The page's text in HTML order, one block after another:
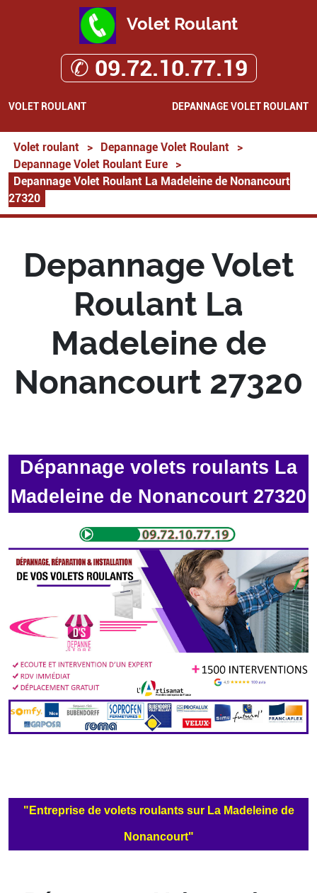
Volet Roulant
✆ 09.72.10.77.19
VOLET ROULANT DEPANNAGE VOLET ROULANT
Volet roulant > Depannage Volet Roulant
>
Depannage Volet Roulant Eure
>
Depannage Volet Roulant La Madeleine de Nonancourt
27320
Depannage Volet
Roulant La
Madeleine de
Nonancourt 27320
Dépannage volets roulants La
Madeleine de Nonancourt 27320
"Entreprise de volets roulants sur La Madeleine de
Nonancourt"